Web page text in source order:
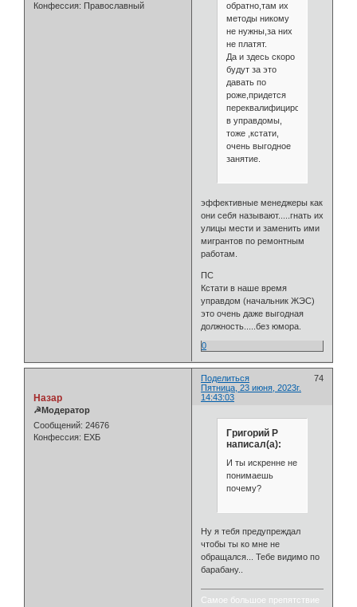
Конфессия: Православный
обратно,там их
методы никому
не нужны,за них
не платят.
Да и здесь скоро
будут за это
давать по
роже,придется
переквалифицироваться
в управдомы,
тоже ,кстати,
очень выгодное
занятие.
эффективные менеджеры как
они себя называют.....гнать их
улицы мести и заменить ими
мигрантов по ремонтным
работам.
ПС
Кстати в наше время
управдом (начальник ЖЭС)
это очень даже выгодная
должность.....без юмора.
0
Поделиться
74
Пятница, 23 июня, 2023г.
14:43:03
Назар
☭Модератор
Сообщений: 24676
Конфессия: ЕХБ
Григорий Р
написал(а):
И ты искренне не
понимаешь
почему?
Ну я тебя предупреждал
чтобы ты ко мне не
обращался... Тебе видимо по
барабану..
Самое большое препятствие